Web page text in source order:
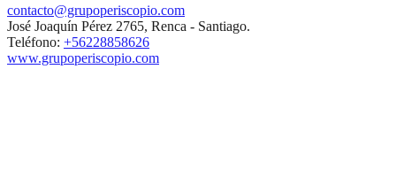
contacto@grupoperiscopio.com
José Joaquín Pérez 2765, Renca - Santiago.
Teléfono: +56228858626
www.grupoperiscopio.com